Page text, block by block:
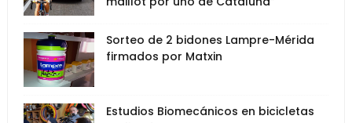
Sorteo de 2 bidones Lampre-Mérida
firmados por Matxin
Estudios Biomecánicos en bicicletas